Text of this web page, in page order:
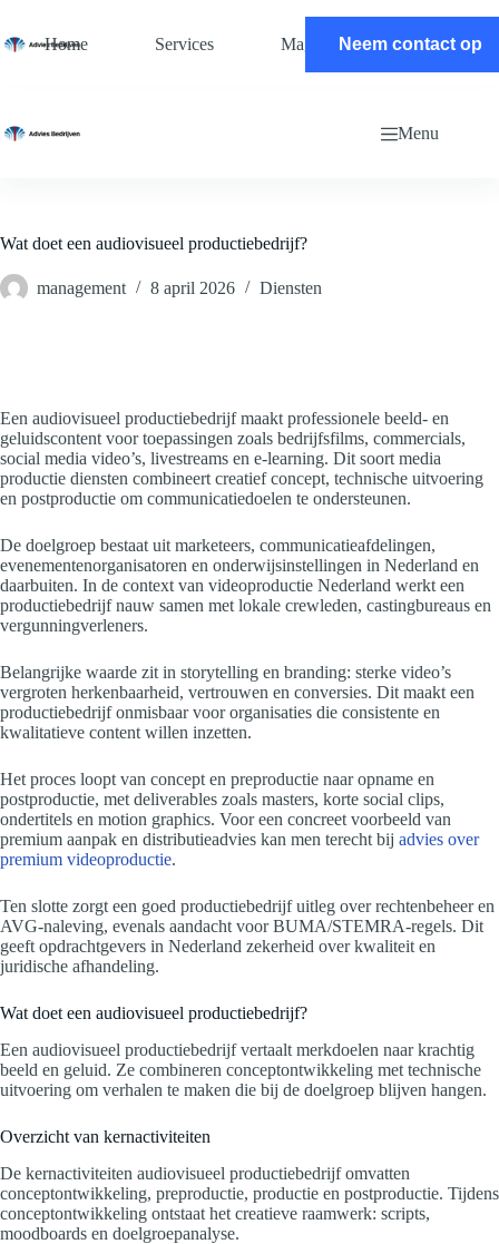
de
Home Services Magazine Contact
Neem contact op
Menu
Wat doet een audiovisueel productiebedrijf?
management 8 april 2026 Diensten
Een audiovisueel productiebedrijf maakt professionele beeld- en
geluidscontent voor toepassingen zoals bedrijfsfilms, commercials,
social media video’s, livestreams en e-learning. Dit soort media
productie diensten combineert creatief concept, technische uitvoering
en postproductie om communicatiedoelen te ondersteunen.
De doelgroep bestaat uit marketeers, communicatieafdelingen,
evenementenorganisatoren en onderwijsinstellingen in Nederland en
daarbuiten. In de context van videoproductie Nederland werkt een
productiebedrijf nauw samen met lokale crewleden, castingbureaus en
vergunningverleners.
Belangrijke waarde zit in storytelling en branding: sterke video’s
vergroten herkenbaarheid, vertrouwen en conversies. Dit maakt een
productiebedrijf onmisbaar voor organisaties die consistente en
kwalitatieve content willen inzetten.
Het proces loopt van concept en preproductie naar opname en
postproductie, met deliverables zoals masters, korte social clips,
ondertitels en motion graphics. Voor een concreet voorbeeld van
premium aanpak en distributieadvies kan men terecht bij advies over
premium videoproductie.
Ten slotte zorgt een goed productiebedrijf uitleg over rechtenbeheer en
AVG-naleving, evenals aandacht voor BUMA/STEMRA-regels. Dit
geeft opdrachtgevers in Nederland zekerheid over kwaliteit en
juridische afhandeling.
Wat doet een audiovisueel productiebedrijf?
Een audiovisueel productiebedrijf vertaalt merkdoelen naar krachtig
beeld en geluid. Ze combineren conceptontwikkeling met technische
uitvoering om verhalen te maken die bij de doelgroep blijven hangen.
Overzicht van kernactiviteiten
De kernactiviteiten audiovisueel productiebedrijf omvatten
conceptontwikkeling, preproductie, productie en postproductie. Tijdens
conceptontwikkeling ontstaat het creatieve raamwerk: scripts,
moodboards en doelgroepanalyse.